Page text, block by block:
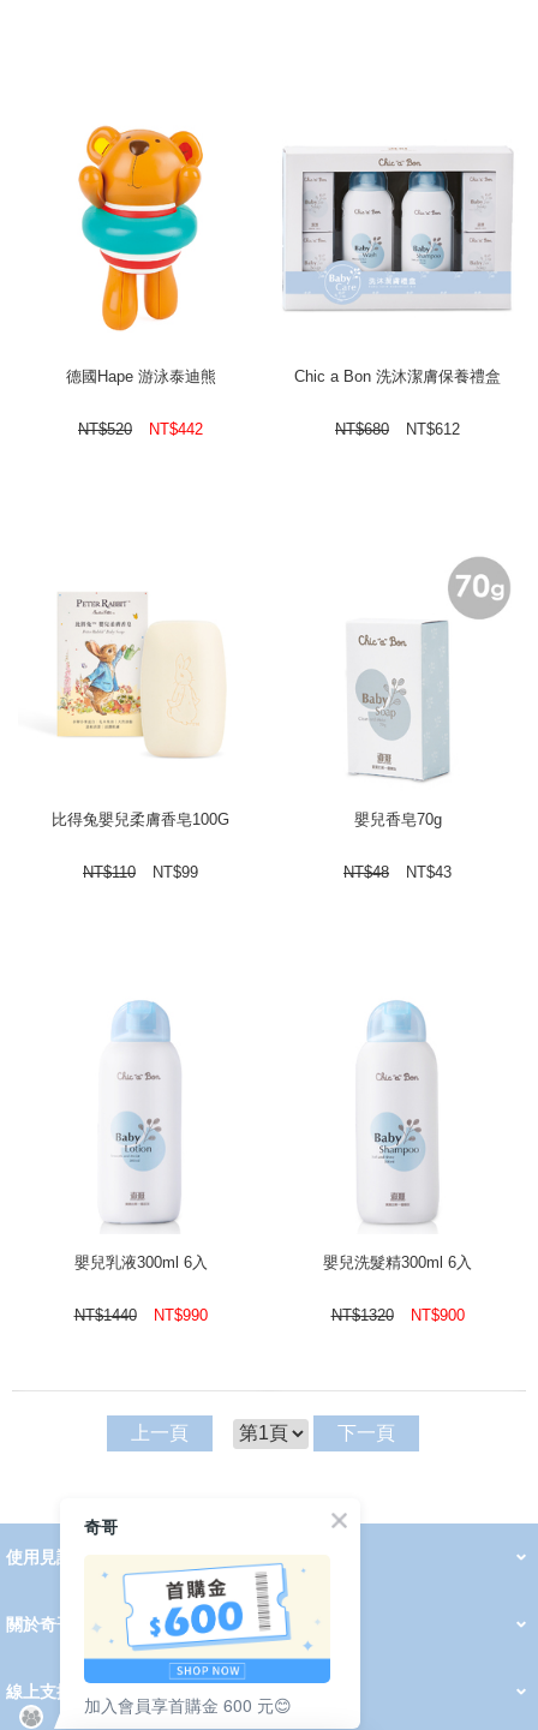
德國Hape 游泳泰迪熊
NT$520 NT$442
Chic a Bon 洗沐潔膚保養禮盒
NT$680 NT$612
比得兔嬰兒柔膚香皂100G
NT$110 NT$99
嬰兒香皂70g
NT$48 NT$43
嬰兒乳液300ml 6入
NT$1440 NT$990
嬰兒洗髮精300ml 6入
NT$1320 NT$900
上一頁 下一頁
使用見證 線上DM
2026 PADDINGTON 春夏服飾
2026 Peter Rabbit 春夏服飾
2026 CHIC BASICS春夏服飾
2026 Chic“a”Bon 派對禮服系列
2026 Chic“a”Bon 春夏服飾
媽咪購物指南
關於奇哥
奇哥的故事
育兒資訊站
會員中心
會員權益說明
我的帳戶
訂單查詢
紅利點數
修改會員資料
活動報名
線上支援
奇哥
加入會員享首購金 600 元😊